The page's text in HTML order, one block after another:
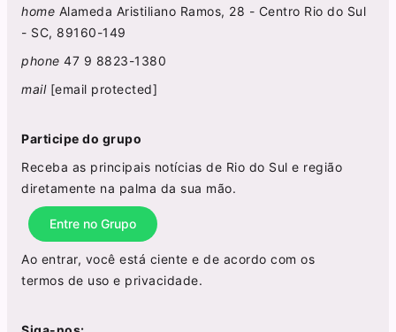
home Alameda Aristiliano Ramos, 28 - Centro Rio do Sul
- SC, 89160-149
phone 47 9 8823-1380
mail [email protected]
Participe do grupo
Receba as principais notícias de Rio do Sul e região
diretamente na palma da sua mão.
Entre no Grupo
Ao entrar, você está ciente e de acordo com os
termos de uso e privacidade.